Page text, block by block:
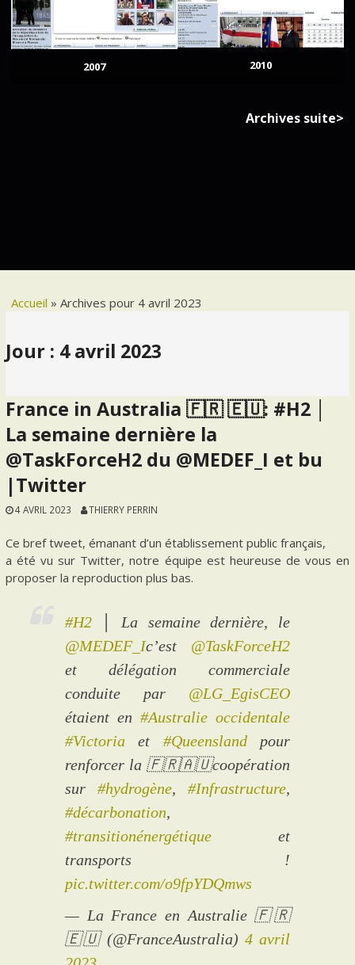
2007 2010
Archives suite>
Accueil »Archives pour 4 avril 2023
Jour : 4 avril 2023
France in Australia 🇫🇷 🇪🇺: #H2 │
La semaine dernière la
@TaskForceH2 du @MEDEF_I et bu
|Twitter
4 AVRIL 2023 THIERRY PERRIN
Ce bref tweet, émanant d’un établissement public français,
a été vu sur Twitter, notre équipe est heureuse de vous en
proposer la reproduction plus bas.
#H2 │ La semaine dernière, le
@MEDEF_Ic’est @TaskForceH2
et délégation commerciale
conduite par @LG_EgisCEO
étaient en #Australie occidentale
#Victoria et #Queenslandpour
renforcer la 🇫🇷🇦🇺coopération
sur #hydrogène, #Infrastructure,
#décarbonation,
#transitionénergétique et
transports !
pic.twitter.com/o9fpYDQmws
— La France en Australie 🇫🇷
🇪🇺 (@FranceAustralia)4 avril